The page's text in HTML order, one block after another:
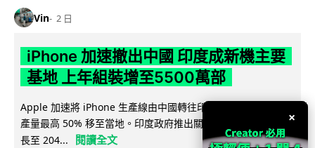
Vin 2 日
iPhone 加速撤出中國 印度成新機主要
基地 上年組裝增至5500萬部
Apple 加速將 iPhone 生產線由中國轉往印度，目標兩年內將
產量最高 50% 移至當地。印度政府推出關稅豁免及稅務優惠延
長至 204...
閱讀全文
×